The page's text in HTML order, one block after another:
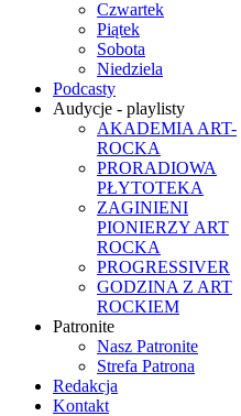
Czwartek
Piątek
Sobota
Niedziela
Podcasty
Audycje - playlisty
AKADEMIA ART-
ROCKA
PRORADIOWA
PŁYTOTEKA
ZAGINIENI
PIONIERZY ART
ROCKA
PROGRESSIVER
GODZINA Z ART
ROCKIEM
Patronite
Nasz Patronite
Strefa Patrona
Redakcja
Kontakt